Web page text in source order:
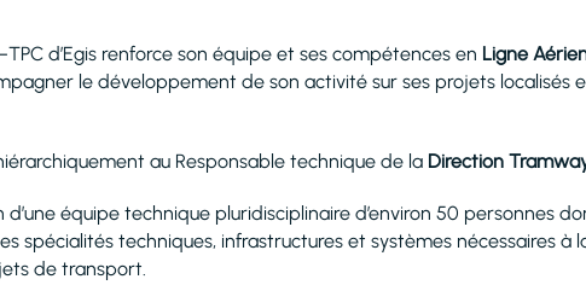
d’Egis renforce son équipe et ses compétences en Ligne
le développement de son activité sur ses projets localisés
au Responsable technique de la Direction
d’une équipe technique pluridisciplinaire d’environ 50 personnes
spécialités techniques, infrastructures et systèmes nécessaires à
de transport.